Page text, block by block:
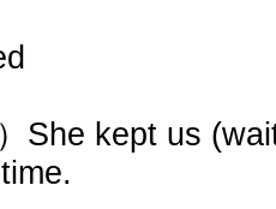
）She kept us